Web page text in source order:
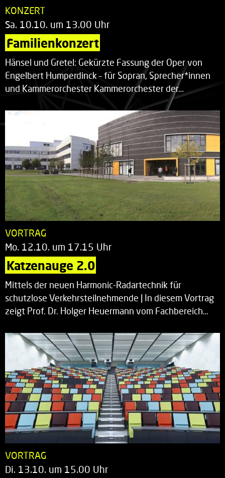
KONZERT
Sa. 10.10. um 13.00 Uhr
Familienkonzert
Hänsel und Gretel: Gekürzte Fassung der Oper von
Engelbert Humperdinck – für Sopran, Sprecher*innen
und Kammerorchester Kammerorchester der…
VORTRAG
Mo. 12.10. um 17.15 Uhr
Katzenauge 2.0
Mittels der neuen Harmonic-Radartechnik für
schutzlose Verkehrsteilnehmende | In diesem Vortrag
zeigt Prof. Dr. Holger Heuermann vom Fachbereich…
VORTRAG
Di. 13.10. um 15.00 Uhr